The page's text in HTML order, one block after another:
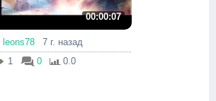
00:00:07
leons78
7 г. назад
1
0 0.0